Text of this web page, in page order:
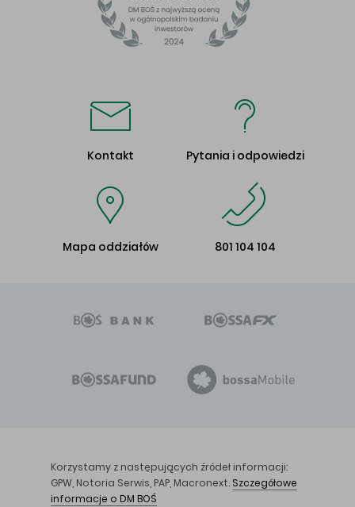
Kontakt Pytania i odpowiedzi
Mapa oddziałów 801 104 104
Korzystamy z następujących źródeł informacji:
GPW, Notoria Serwis, PAP, Macronext. Szczegółowe
informacje o DM BOŚ